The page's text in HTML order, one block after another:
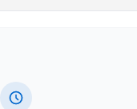
Gönder